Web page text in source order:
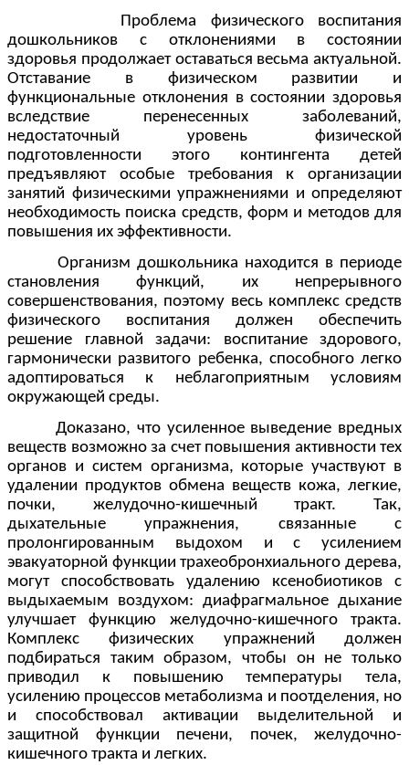
Проблема физического воспитания
дошкольников с отклонениями в состоянии
здоровья продолжает оставаться весьма актуальной.
Отставание в физическом развитии и
функциональные отклонения в состоянии здоровья
вследствие перенесенных заболеваний,
недостаточный уровень физической
подготовленности этого контингента детей
предъявляют особые требования к организации
занятий физическими упражнениями и определяют
необходимость поиска средств, форм и методов для
повышения их эффективности.
Организм дошкольника находится в периоде
становления функций, их непрерывного
совершенствования, поэтому весь комплекс средств
физического воспитания должен обеспечить
решение главной задачи: воспитание здорового,
гармонически развитого ребенка, способного легко
адоптироваться к неблагоприятным условиям
окружающей среды.
Доказано, что усиленное выведение вредных
веществ возможно за счет повышения активности тех
органов и систем организма, которые участвуют в
удалении продуктов обмена веществ кожа, легкие,
почки, желудочно-кишечный тракт. Так,
дыхательные упражнения, связанные с
пролонгированным выдохом и с усилением
эвакуаторной функции трахеобронхиального дерева,
могут способствовать удалению ксенобиотиков с
выдыхаемым воздухом: диафрагмальное дыхание
улучшает функцию желудочно-кишечного тракта.
Комплекс физических упражнений должен
подбираться таким образом, чтобы он не только
приводил к повышению температуры тела,
усилению процессов метаболизма и поотделения, но
и способствовал активации выделительной и
защитной функции печени, почек, желудочно-
кишечного тракта и легких.